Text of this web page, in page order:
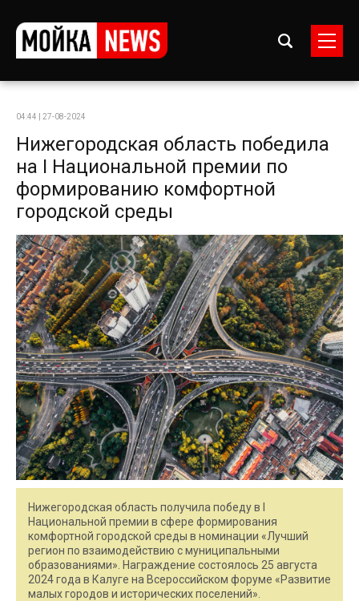
04:44 | 27-08-2024
Нижегородская область победила
на I Национальной премии по
формированию комфортной
городской среды
Нижегородская область получила победу в I
Национальной премии в сфере формирования
комфортной городской среды в номинации «Лучший
регион по взаимодействию с муниципальными
образованиями». Награждение состоялось 25 августа
2024 года в Калуге на Всероссийском форуме «Развитие
малых городов и исторических поселений».